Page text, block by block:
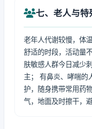
七、老人与
老年人代谢较慢，体
舒适的时段，活动量
肤敏感人群今日减少
主； 有鼻炎、哮喘的
护，随身携带常用药
气，地面及时擦干，